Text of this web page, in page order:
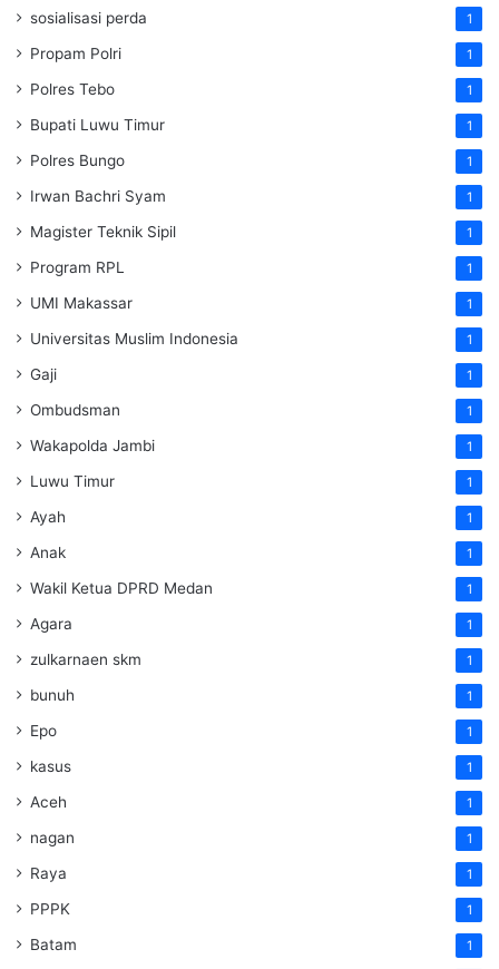
sosialisasi perda 1
Propam Polri 1
Polres Tebo 1
Bupati Luwu Timur 1
Polres Bungo 1
Irwan Bachri Syam 1
Magister Teknik Sipil 1
Program RPL 1
UMI Makassar 1
Universitas Muslim Indonesia 1
Gaji 1
Ombudsman 1
Wakapolda Jambi 1
Luwu Timur 1
Ayah 1
Anak 1
Wakil Ketua DPRD Medan 1
Agara 1
zulkarnaen skm 1
bunuh 1
Epo 1
kasus 1
Aceh 1
nagan 1
Raya 1
PPPK 1
Batam 1